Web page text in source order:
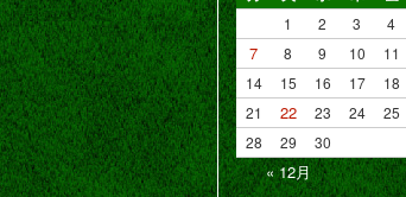
« 12月
1 2 3 4
7 8 9 10 11
14
15 16 17 18
21
22 23 24 25
28
29 30